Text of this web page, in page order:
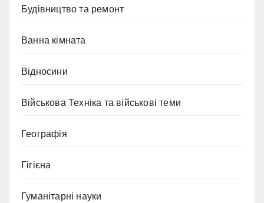
Будівництво та ремонт
Ванна кімната
Відносини
Військова Техніка та військові теми
Географія
Гігієна
Гуманітарні науки